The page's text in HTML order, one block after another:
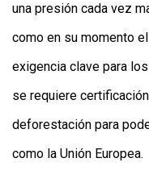
una presión cada vez
como en su momento
exigencia clave para
se requiere
deforestación para
como la Unión Europea.